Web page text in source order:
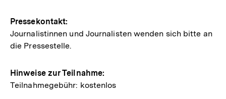
Link:
Pressekontakt:
Journalistinnen und Journalisten wenden sich bitte an
die Pressestelle.
Hinweise zur Teilnahme:
Teilnahmegebühr: kostenlos